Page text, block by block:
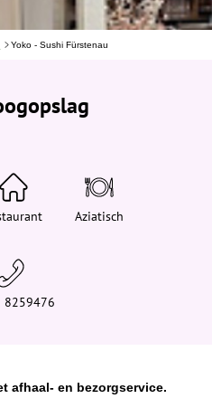
Yoko - Sushi Fürstenau
Aziatisch
8259476
afhaal- en bezorgservice.